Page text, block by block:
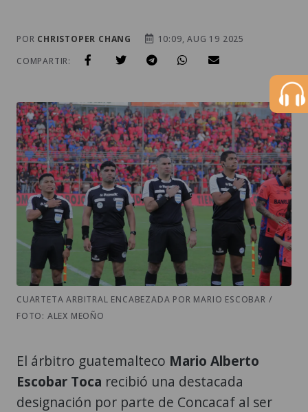
POR CHRISTOPER CHANG
10:09, AUG 19 2025
COMPARTIR:
CUARTETA ARBITRAL ENCABEZADA POR MARIO ESCOBAR /
FOTO: ALEX MEOÑO
El árbitro guatemalteco Mario Alberto
Escobar Toca recibió una destacada
designación por parte de Concacaf al ser